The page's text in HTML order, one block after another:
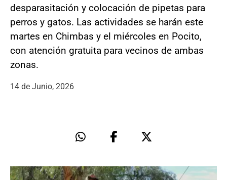
desparasitación y colocación de pipetas para
perros y gatos. Las actividades se harán este
martes en Chimbas y el miércoles en Pocito,
con atención gratuita para vecinos de ambas
zonas.
14 de Junio, 2026